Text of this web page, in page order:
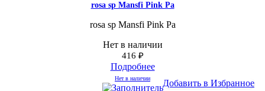
rosa sp Mansfi Pink Pa
rosa sp Mansfi Pink Pa
Нет в наличии
416 ₽
Подробнее
Нет в наличии Добавить в Избранное